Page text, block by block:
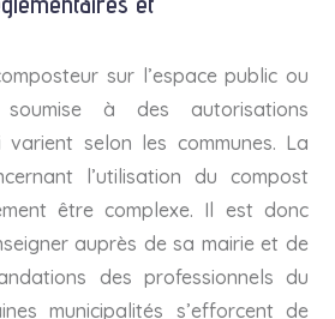
sur l’espace public ou
à des autorisations
varient selon les communes. La
l’utilisation du compost
être complexe. Il est donc
auprès de sa mairie et de
des professionnels du
municipalités s’efforcent de